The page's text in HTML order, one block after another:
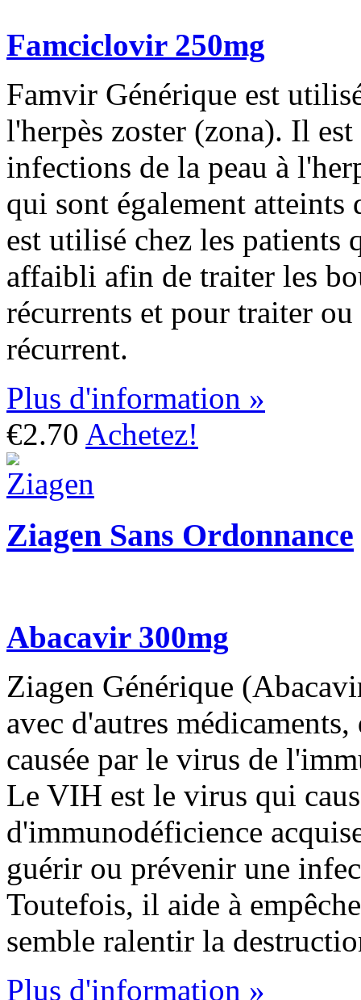
Famciclovir 250mg
Famvir Générique est
l'herpès zoster (zona). Il
infections de la peau à
qui sont également
est utilisé chez les
affaibli afin de traiter les
récurrents et pour traiter
récurrent.
Plus d'information »
€2.70 Achetez!
Ziagen Sans Ordonnance
Abacavir 300mg
Ziagen Générique
avec d'autres
causée par le virus de
Le VIH est le virus qui
d'immunodéficience
guérir ou prévenir une
Toutefois, il aide à
semble ralentir la
Plus d'information »